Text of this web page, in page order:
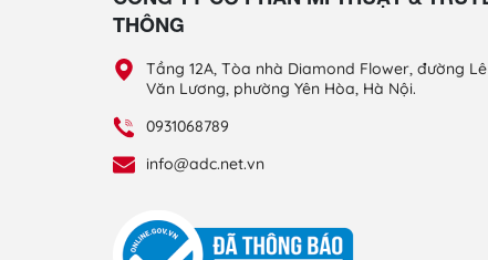
THÔNG
Tầng 12A, Tòa nhà Diamond Flower, đường Lê
Văn Lương, phường Yên Hòa, Hà Nội.
0931068789
info@adc.net.vn